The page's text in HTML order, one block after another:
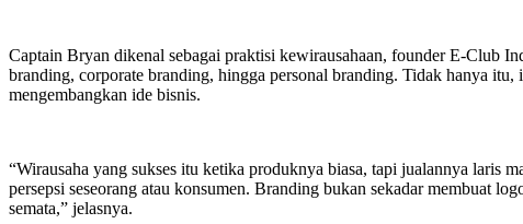
Captain Bryan dikenal sebagai praktisi kewirausahaan, founder E-Club
branding, corporate branding, hingga personal branding. Tidak hanya itu,
mengembangkan ide bisnis.
“Wirausaha yang sukses itu ketika produknya biasa, tapi jualannya laris
persepsi seseorang atau konsumen. Branding bukan sekadar membuat
semata,” jelasnya.